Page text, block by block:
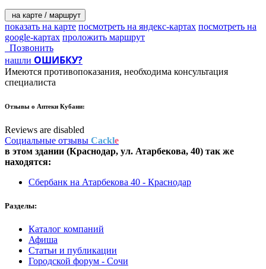
на карте / маршрут
показать на карте посмотреть на яндекс-картах посмотреть на
google-картах проложить маршрут
Позвонить
нашли ОШИБКУ?
Имеются противопоказания, необходима консультация
специалиста
Отзывы о Аптеки Кубани:
Reviews are disabled
Социальные отзывы Cackle
в этом здании (Краснодар, ул. Атарбекова, 40) так же
находятся:
Сбербанк на Атарбекова 40 - Краснодар
Разделы:
Каталог компаний
Афиша
Статьи и публикации
Городской форум - Сочи